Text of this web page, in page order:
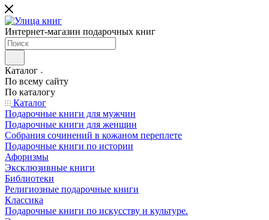
Интернет-магазин подарочных книг
Каталог
По всему сайту
По каталогу
Каталог
Подарочные книги для мужчин
Подарочные книги для женщин
Собрания сочинений в кожаном переплете
Подарочные книги по истории
Афоризмы
Эксклюзивные книги
Библиотеки
Религиозные подарочные книги
Классика
Подарочные книги по искусству и культуре.